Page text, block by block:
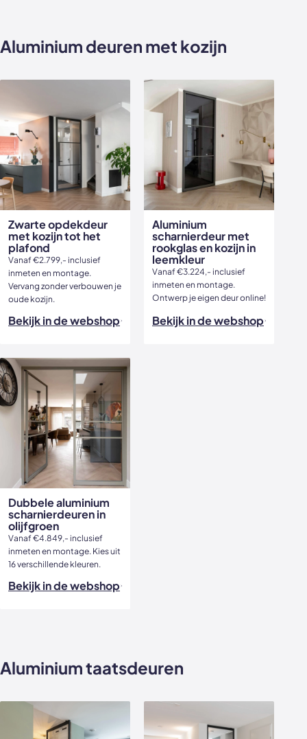
Aluminium deuren met kozijn
Zwarte opdekdeur
met kozijn tot het
plafond
Vanaf €2.799,- inclusief
inmeten en montage.
Vervang zonder verbouwen je
oude kozijn.
Bekijk in de webshop
Aluminium
scharnierdeur met
rookglas en kozijn in
leemkleur
Vanaf €3.224,- inclusief
inmeten en montage.
Ontwerp je eigen deur online!
Bekijk in de webshop
Dubbele aluminium
scharnierdeuren in
olijfgroen
Vanaf €4.849,- inclusief
inmeten en montage. Kies uit
16 verschillende kleuren.
Bekijk in de webshop
Aluminium taatsdeuren